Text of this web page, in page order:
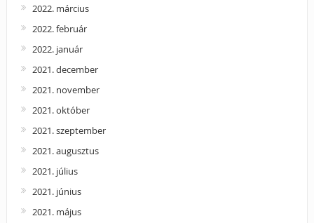
2022. március
2022. február
2022. január
2021. december
2021. november
2021. október
2021. szeptember
2021. augusztus
2021. július
2021. június
2021. május